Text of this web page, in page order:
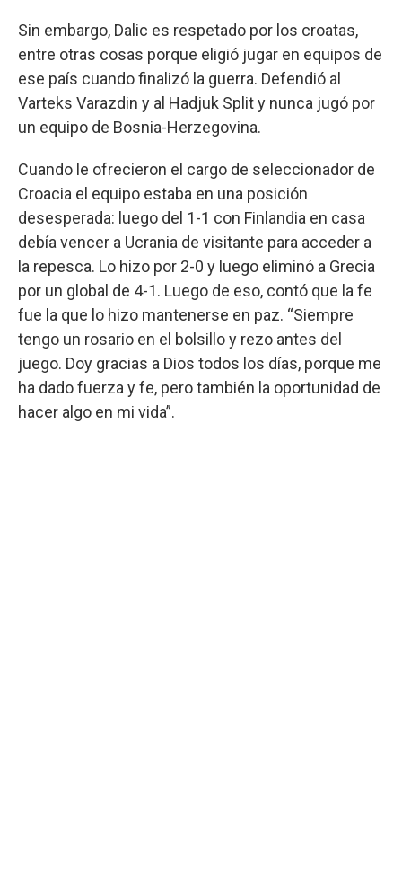
Sin embargo, Dalic es respetado por los croatas,
entre otras cosas porque eligió jugar en equipos de
ese país cuando finalizó la guerra. Defendió al
Varteks Varazdin y al Hadjuk Split y nunca jugó por
un equipo de Bosnia-Herzegovina.
Cuando le ofrecieron el cargo de seleccionador de
Croacia el equipo estaba en una posición
desesperada: luego del 1-1 con Finlandia en casa
debía vencer a Ucrania de visitante para acceder a
la repesca. Lo hizo por 2-0 y luego eliminó a Grecia
por un global de 4-1. Luego de eso, contó que la fe
fue la que lo hizo mantenerse en paz. “Siempre
tengo un rosario en el bolsillo y rezo antes del
juego. Doy gracias a Dios todos los días, porque me
ha dado fuerza y fe, pero también la oportunidad de
hacer algo en mi vida”.